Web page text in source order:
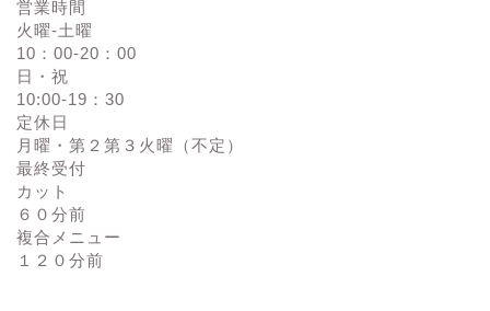
営業時間
火曜-土曜
10：00-20：00
日・祝
10:00-19：30
定休日
月曜・第２第３火曜（不定）
最終受付
カット
６０分前
複合メニュー
１２０分前